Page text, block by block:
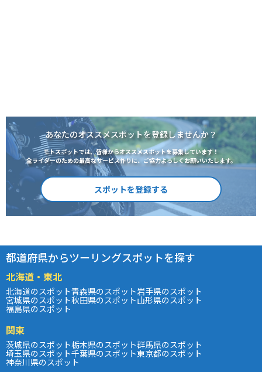
あなたのオススメスポットを登録しませんか？
モトスポットでは、皆様からオススメスポットを募集しています！
全ライダーのための最高なサービス作りに、ご協力よろしくお願いいたします。
スポットを登録する
都道府県からツーリングスポットを探す
北海道・東北
北海道のスポット青森県のスポット岩手県のスポット
宮城県のスポット秋田県のスポット山形県のスポット
福島県のスポット
関東
茨城県のスポット栃木県のスポット群馬県のスポット
埼玉県のスポット千葉県のスポット東京都のスポット
神奈川県のスポット